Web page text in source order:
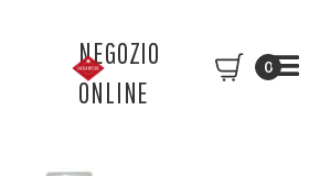
NEGOZIO
ONLINE
0